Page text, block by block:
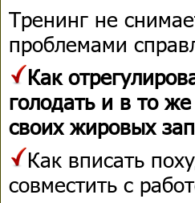
Тренинг не
проблемами
Как
голодать и в то
своих жировых
Как вписать
совместить с